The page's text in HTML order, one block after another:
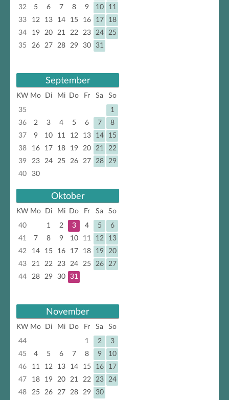
32
5 6 7 8 9 10
11
33
12 13 14 15 16 17
18
34
19 20 21 22 23 24
25
35
26 27 28 29 30 31
September
KW Mo Di Mi Do Fr Sa
So
35
1
36
2 3 4 5 6 7
8
37
9 10 11 12 13 14
15
38
16 17 18 19 20 21
22
39
23 24 25 26 27 28
29
40
30
Oktober
KW Mo Di Mi Do Fr Sa
So
40
1 2 3 4 5
6
41
7 8 9 10 11 12
13
42
14 15 16 17 18 19
20
43
21 22 23 24 25 26
27
44
28 29 30 31
November
KW Mo Di Mi Do Fr Sa
So
44
1 2
3
45
4 5 6 7 8 9
10
46
11 12 13 14 15 16
17
47
18 19 20 21 22 23
24
48
25 26 27 28 29 30